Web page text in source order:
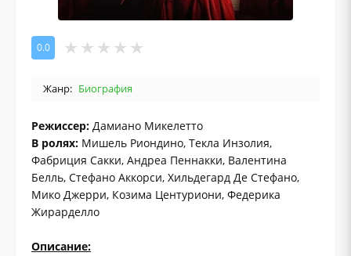
0.0
Жанр: Биография
Режиссер: Дамиано Микелетто
В ролях: Мишель Риондино, Текла Инзолия,
Фабриция Сакки, Андреа Пеннакки, Валентина
Белль, Стефано Аккорси, Хильдегард Де Стефано,
Мико Джерри, Козима Центуриони, Федерика
Жирарделло
Описание: